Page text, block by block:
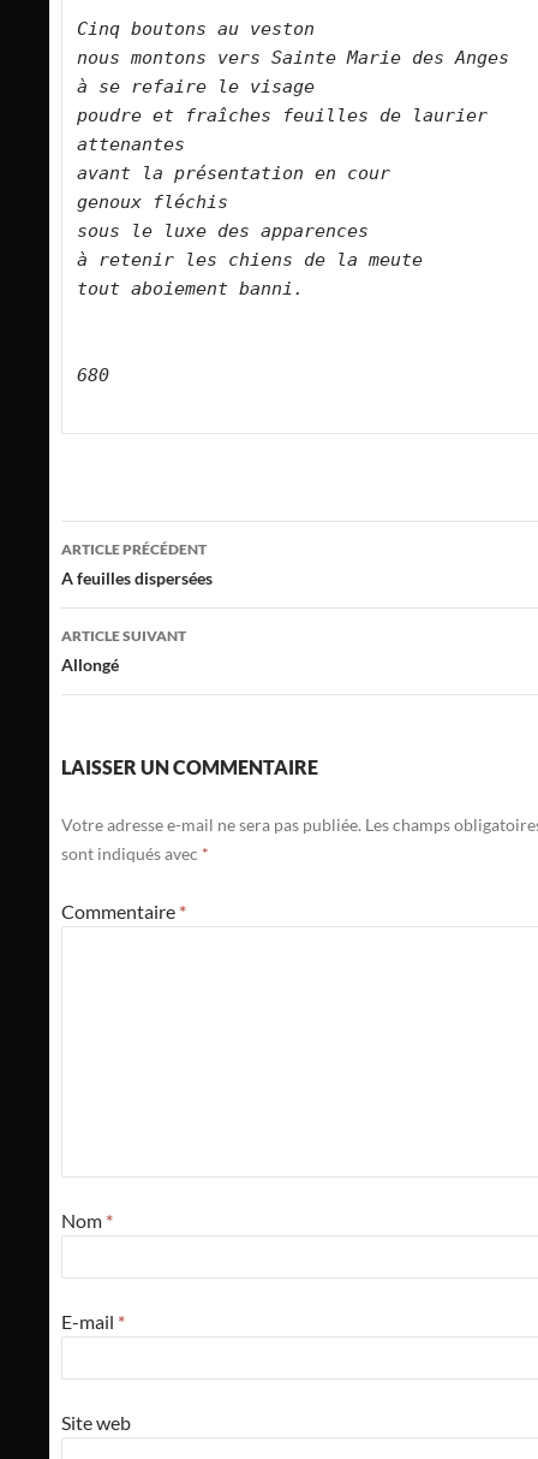
Cinq boutons au veston
nous montons vers Sainte Marie des
à se refaire le visage
poudre et fraîches feuilles de laurier
attenantes
avant la présentation en cour
genoux fléchis
sous le luxe des apparences
à retenir les chiens de la meute
tout aboiement banni.
680
Navigation
des
articles
ARTICLE PRÉCÉDENT
A feuilles dispersées
ARTICLE SUIVANT
Allongé
LAISSER UN COMMENTAIRE
Votre adresse e-mail ne sera pas publiée. Les champs
sont indiqués avec *
Commentaire *
Nom *
E-mail *
Site web